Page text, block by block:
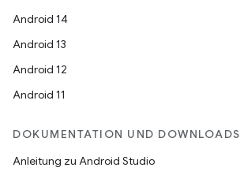
Android 14
Android 13
Android 12
Android 11
DOKUMENTATION UND DOWNLOADS
Anleitung zu Android Studio